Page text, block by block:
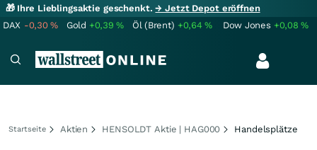
🎁 Ihre Lieblingsaktie geschenkt.→ Jetzt Depot eröffnen
DAX -0,30% Gold +0,39% Öl (Brent) +0,64% Dow Jones +0,08%
Startseite Aktien HENSOLDT Aktie | HAG000 Handelsplätze